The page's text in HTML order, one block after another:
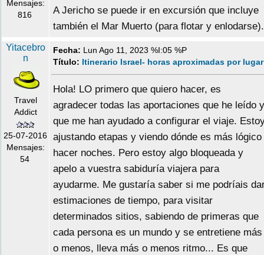
Mensajes:
816
A Jericho se puede ir en excursión que incluye
también el Mar Muerto (para flotar y enlodarse).
Yitacebro
n
Travel
Addict
25-07-2016
Mensajes:
54
Fecha: Lun Ago 11, 2023 %I:05 %P
Título: Itinerario Israel- horas aproximadas por lugar
Hola! LO primero que quiero hacer, es
agradecer todas las aportaciones que he leído y
que me han ayudado a configurar el viaje.
ajustando etapas y viendo dónde es más lógico
hacer noches. Pero estoy algo bloqueada y
apelo a vuestra sabiduría viajera para
ayudarme. Me gustaría saber si me podríais
estimaciones de tiempo, para visitar
determinados sitios, sabiendo de primeras que
cada persona es un mundo y se entretiene más
o menos, lleva más o menos ritmo... Es que